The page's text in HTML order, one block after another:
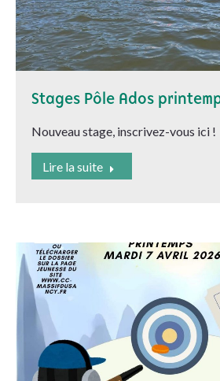
Stages Pôle Ados
Nouveau stage, inscrivez-vous ici !
Lire la suite